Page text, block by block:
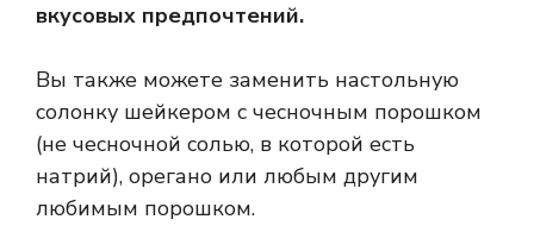
вкусовых предпочтений.
Вы также можете заменить настольную
солонку шейкером с чесночным порошком
(не чесночной солью, в которой есть
натрий), орегано или любым другим
любимым порошком.